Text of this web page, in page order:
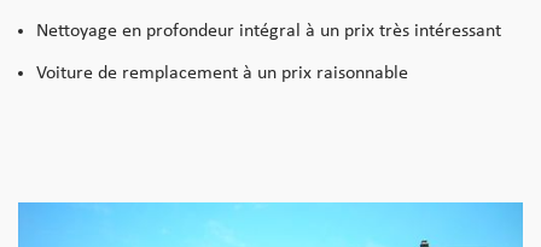
Nettoyage en profondeur intégral à un prix très intéressant
Voiture de remplacement à un prix raisonnable